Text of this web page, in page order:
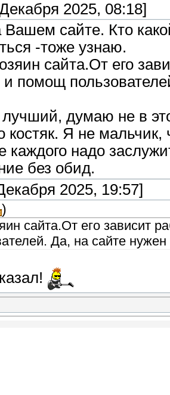
2025, 08:18]
сайте. Кто
-тоже узнаю.
сайта.От его
и помощ
думаю не в
костяк. Я не
каждого надо
без обид.
2025, 19:57]
)
сайта.От его зависит
Да, на сайте